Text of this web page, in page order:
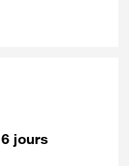
jours